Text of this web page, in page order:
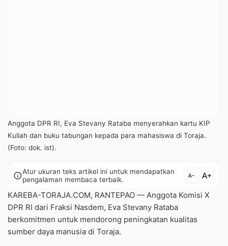
Anggota DPR RI, Eva Stevany Rataba menyerahkan kartu KIP
Kuliah dan buku tabungan kepada para mahasiswa di Toraja.
(Foto: dok. ist).
infoAtur ukuran teks artikel ini untuk mendapatkan
pengalaman membaca terbaik.
text_decrease text_increase
KAREBA-TORAJA.COM, RANTEPAO — Anggota Komisi X
DPR RI dari Fraksi Nasdem, Eva Stevany Rataba
berkomitmen untuk mendorong peningkatan kualitas
sumber daya manusia di Toraja.